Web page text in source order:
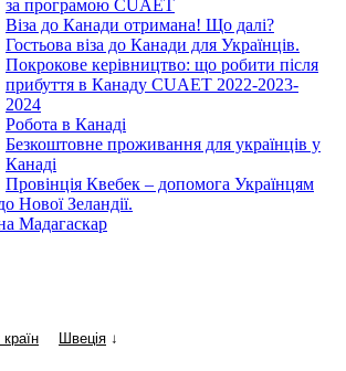
за програмою CUAET
Віза до Канади отримана! Що далі?
Гостьова віза до Канади для Українців.
Покрокове керівництво: що робити після
прибуття в Канаду CUAET 2022-2023-
2024
Робота в Канаді
Безкоштовне проживання для українців у
Канаді
Провінція Квебек – допомога Українцям
Нової Зеландії.
Мадагаскар
Швеція ↓